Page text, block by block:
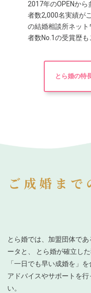
2017年のOPENか
者数2,000名実績が
の結婚相談所ネッ
者数No.1の受賞歴も
とら婚の特
ご成婚まで
とら婚では、加盟団体で
ータと、 とら婚が確立し
「一日でも早い成婚を」
アドバイスやサポートを
い。